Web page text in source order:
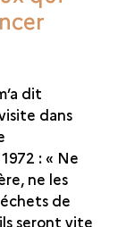
?
dit
dans
: « Ne
ne les
de
seront vite